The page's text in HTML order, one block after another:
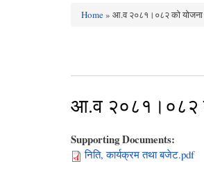
Home» आ.व २०८१।०८२ को योजना
आ.व २०८१।०८२
Supporting Documents:
निति, कार्यक्रम तथा बजेट.pdf